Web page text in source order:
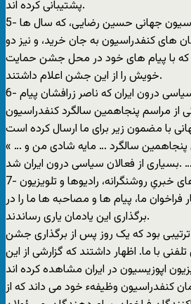
پشتیبانی کرده اند.
5- سپاس از نماینده ی کنفدراسیون جهانی حسین رضایی، که سال ها
های کنفدراسیون به جان خرید، و نیز دو
که با پیام های خود در محل جشن حمایت
خویش را از این جشن اعلام داشتند.
6- سپاس از همه فعالان سیاسی درون ایران که ناصر زرافشان پیام
از مراسم پنجاهمین سالگرد کنفدراسیون
« … خبر بزرگداشت جشن پنجاهمین سالگرد … مایه شادی من و
ایران شد. … ».
7- و سپاس از همهء تارنماهای خبریِ روشنگرانه، رادیوها و تلویزیون
فراخوان ما، پیام ها و مصاحبه ها ما را در
برگذاری این یادمان یاری رساندند.
بود که یک روز پس از برگذاری جشن
با ما. اظهار داشتند که گزارشی از این
کنفدراسیون وظیفهء خود می داند که از